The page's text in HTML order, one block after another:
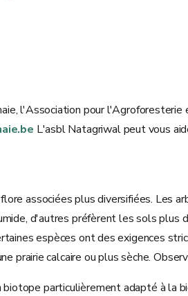
l'Association pour
L'asbl Natagriwal peut vous
associées plus diversifiées. Les
d'autres préfèrent les sols
espèces ont des exigences
prairie calcaire ou plus sèche.
particulièrement adapté à